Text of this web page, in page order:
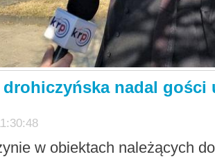
drohiczyńska nadal gości
w obiektach należących